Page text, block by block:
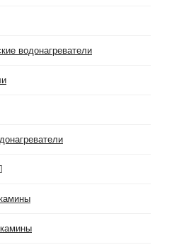
водонагреватели